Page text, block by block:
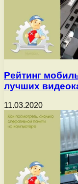
Рейтинг
лучших
11.03.2020